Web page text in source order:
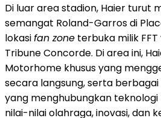
Di luar area stadion, Haier turut
semangat Roland-Garros di
lokasifan zone terbuka milik
Tribune Concorde. Di area ini,
Motorhome khusus yang
secara langsung, serta
yang menghubungkan
nilai-nilai olahraga, inovasi, dan